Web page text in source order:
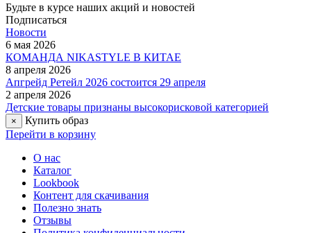
Будьте в курсе наших акций и новостей
Подписаться
Новости
6 мая 2026
КОМАНДА NIKASTYLE В КИТАЕ
8 апреля 2026
Апгрейд Ретейл 2026 состоится 29 апреля
2 апреля 2026
Детские товары признаны высокорисковой категорией
×
Купить образ
Перейти в корзину
О нас
Каталог
Lookbook
Контент для скачивания
Полезно знать
Отзывы